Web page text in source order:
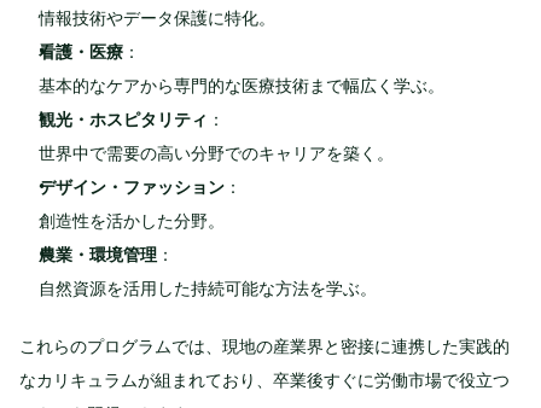
情報技術やデータ保護に特化。
看護・医療 ：
基本的なケアから専門的な医療技術まで幅広く学ぶ。
観光・ホスピタリティ ：
世界中で需要の高い分野でのキャリアを築く。
デザイン・ファッション ：
創造性を活かした分野。
農業・環境管理 ：
自然資源を活用した持続可能な方法を学ぶ。
これらのプログラムでは、現地の産業界と密接に連携した実践的
なカリキュラムが組まれており、卒業後すぐに労働市場で役立つ